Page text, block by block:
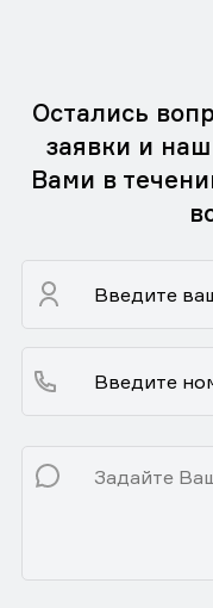
Остались
заявки и
Вами в